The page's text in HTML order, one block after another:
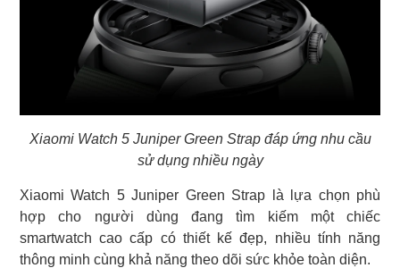
Xiaomi Watch 5 Juniper Green Strap đáp ứng nhu cầu
sử dụng nhiều ngày
Xiaomi Watch 5 Juniper Green Strap là lựa chọn phù
hợp cho người dùng đang tìm kiếm một chiếc
smartwatch cao cấp có thiết kế đẹp, nhiều tính năng
thông minh cùng khả năng theo dõi sức khỏe toàn diện.